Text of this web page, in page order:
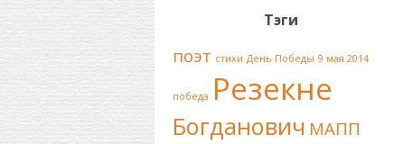
Тэги
поэт стихи День Победы 9 мая 2014
победа Резекне
Богданович МАПП